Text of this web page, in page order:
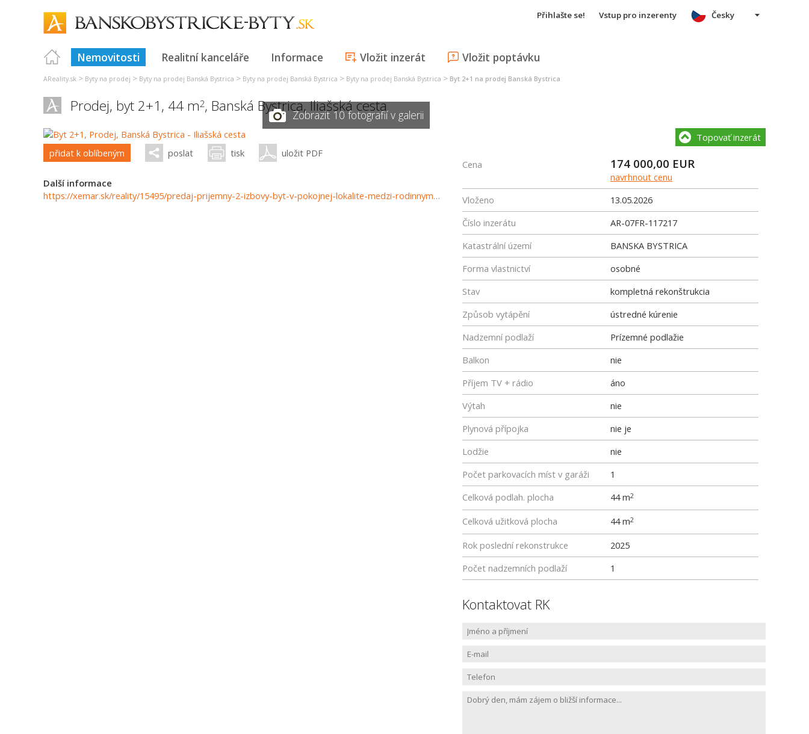
Přihlašte se! Vstup pro inzerenty
Nemovitosti Realitní kanceláře Informace Vložit inzerát Vložit poptávku
Česky
AReality.sk > Byty na prodej > Byty na prodej Banská Bystrica > Byty na prodej Banská Bystrica > Byty na prodej Banská Bystrica > Byt 2+1 na prodej Banská Bystrica
Prodej, byt 2+1, 44 m2, Banská Bystrica,Iliašská cesta
Zobrazit 10 fotografií v galerii
přidat k oblíbeným poslat tisk uložit PDF
Další informace
https://xemar.sk/reality/15495/predaj-prijemny-2-izbovy-byt-v-pokojnej-lokalite-medzi-rodinnymi-domami-bb-ilias-parkovanie-v-cene
Topovať inzerát
Cena 174 000,00 EUR
navrhnout cenu
Vloženo
13.05.2026
Číslo inzerátu
AR-07FR-117217
Katastrální území
BANSKA BYSTRICA
Forma vlastnictví
osobné
Stav
kompletná rekonštrukcia
Způsob vytápění
ústredné kúrenie
Nadzemní podlaží
Prízemné podlažie
Balkon
nie
Příjem TV + rádio
áno
Výtah
nie
Plynová přípojka
nie je
Lodžie
nie
Počet parkovacích míst v garáži
1
Celková podlah. plocha
44 m2
Celková užitková plocha 44 m2
Rok poslední rekonstrukce
2025
Počet nadzemních podlaží
1
Kontaktovat RK